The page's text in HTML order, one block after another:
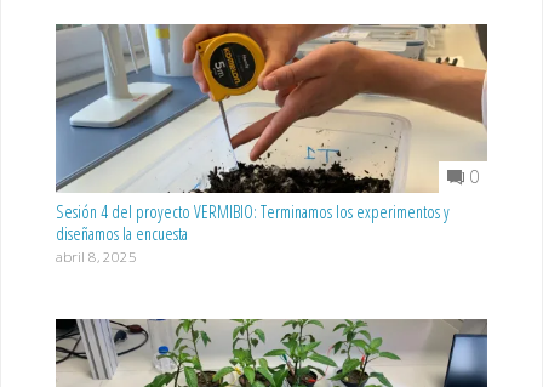
0
Sesión 4 del proyecto VERMIBIO: Terminamos los experimentos y
diseñamos la encuesta
abril 8, 2025